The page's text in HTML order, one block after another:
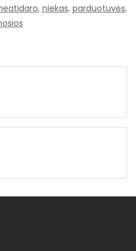
, niekas, parduotuvės,